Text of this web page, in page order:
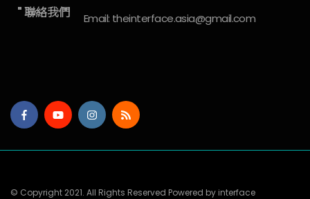
" 聯絡我們 Email: theinterface.asia@gmail.com
© Copyright 2021. All Rights Reserved Powered by interface